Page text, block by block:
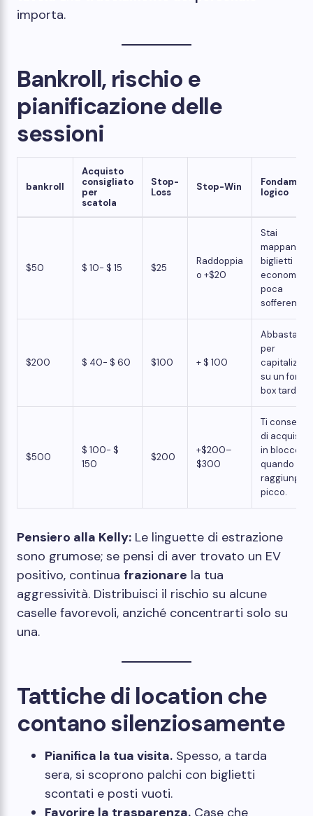
importa.
Bankroll, rischio e
pianificazione delle
sessioni
bankroll
Acquisto
consigliato
per
scatola
Stop-
Loss
Stop-Win
logico
$50 $ 10- $ 15 $25
Raddoppia
o +$20
Stai
mappando:
biglietti
economici,
poca
sofferenza.
$200 $ 40- $ 60 $100 + $ 100
Abbastanza
per
su un forte
box tardivo.
$500
$ 100- $
150
$200
+$200–
$300
Ti consente
di
in blocco
quando l'EV
raggiunge
picco.
Pensiero alla Kelly: Le linguette di estrazione
sono grumose; se pensi di aver trovato un EV
positivo, continua frazionare la tua
aggressività. Distribuisci il rischio su alcune
caselle favorevoli, anziché concentrarti solo su
una.
Tattiche di location che
contano silenziosamente
Pianifica la tua visita. Spesso, a tarda
sera, si scoprono palchi con biglietti
scontati e posti vuoti.
Favorire la trasparenza. Case che